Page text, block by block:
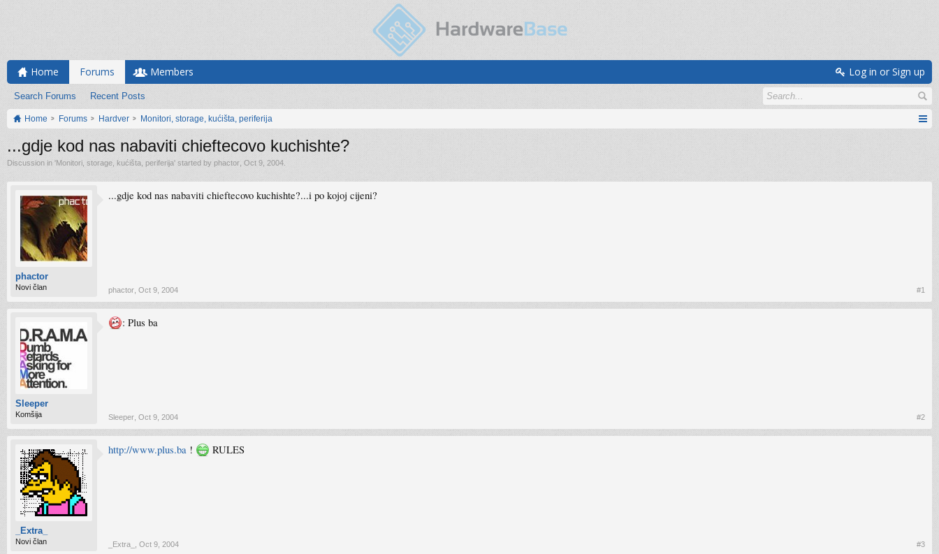
Home Forums
Search Forums Recent Posts
Members Log in or Sign up
Home Forums Hardver Monitori, storage, kućišta, periferija
...gdje kod nas nabaviti chieftecovo kuchishte?
Discussion in 'Monitori, storage, kućišta, periferija' started by phactor Oct 9, 2004
phactor
Novi član
...gdje kod nas nabaviti chieftecovo kuchishte?...i po kojoj cijeni?
phactor Oct 9, 2004 #1
Sleeper
Komšija
: Plus ba
Sleeper Oct 9, 2004 #2
_Extra_
Novi član
http://www.plus.ba ! RULES
_Extra_ Oct 9, 2004 #3